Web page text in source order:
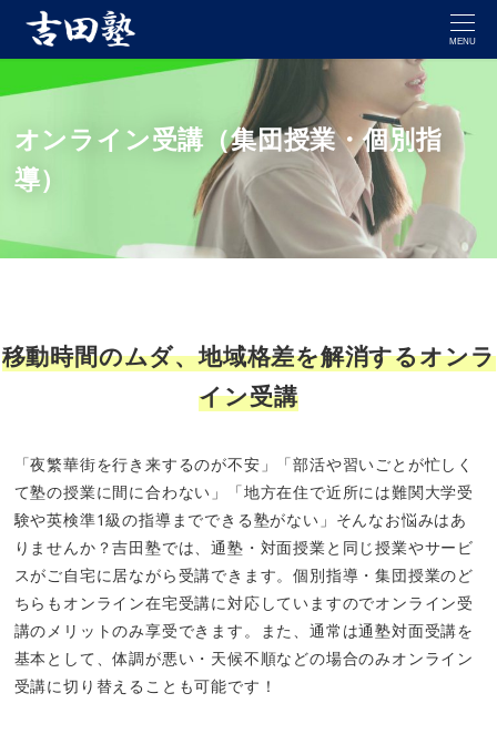
MENU
オンライン受講（集団授業・個別指
導）
移動時間のムダ、地域格差を解消するオンラ
イン受講
「夜繁華街を行き来するのが不安」「部活や習いごとが忙しく
て塾の授業に間に合わない」「地方在住で近所には難関大学受
験や英検準1級の指導までできる塾がない」そんなお悩みはあ
りませんか？吉田塾では、通塾・対面授業と同じ授業やサービ
スがご自宅に居ながら受講できます。個別指導・集団授業のど
ちらもオンライン在宅受講に対応していますのでオンライン受
講のメリットのみ享受できます。また、通常は通塾対面受講を
基本として、体調が悪い・天候不順などの場合のみオンライン
受講に切り替えることも可能です！